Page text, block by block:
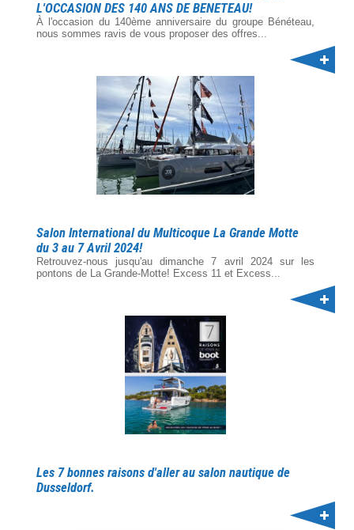
L'OCCASION DES 140 ANS DE BENETEAU!
À l'occasion du 140ème anniversaire du groupe Bénéteau,
nous sommes ravis de vous proposer des offres...
Salon International du Multicoque La Grande Motte
du 3 au 7 Avril 2024!
Retrouvez-nous jusqu'au dimanche 7 avril 2024 sur les
pontons de La Grande-Motte! Excess 11 et Excess...
Les 7 bonnes raisons d'aller au salon nautique de
Dusseldorf.